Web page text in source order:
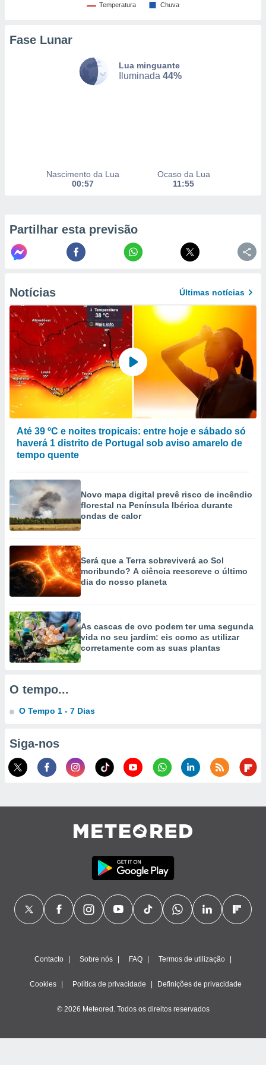
nós e
tal,
qualquer
em “
na
ou aceder
num
para
utilizar
criar
medir
da
medir o
dos
de
de dados
dados
estudos
de
Temperatura Chuva
Fase Lunar
Lua minguante
Iluminada 44%
Nascimento da Lua
00:57
Ocaso da Lua
11:55
Partilhar esta previsão
Notícias Últimas notícias
Até 39 ºC e noites tropicais: entre hoje e sábado só
haverá 1 distrito de Portugal sob aviso amarelo de
tempo quente
Novo mapa digital prevê risco de incêndio
florestal na Península Ibérica durante
ondas de calor
Será que a Terra sobreviverá ao Sol
moribundo? A ciência reescreve o último
dia do nosso planeta
As cascas de ovo podem ter uma segunda
vida no seu jardim: eis como as utilizar
corretamente com as suas plantas
O tempo...
O Tempo 1 - 7 Dias
Siga-nos
Contacto Sobre nós FAQ Termos de utilização
Cookies Política de privacidade Definições de privacidade
© 2026 Meteored. Todos os direitos reservados